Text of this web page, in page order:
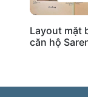
Layout mặt
căn hộ